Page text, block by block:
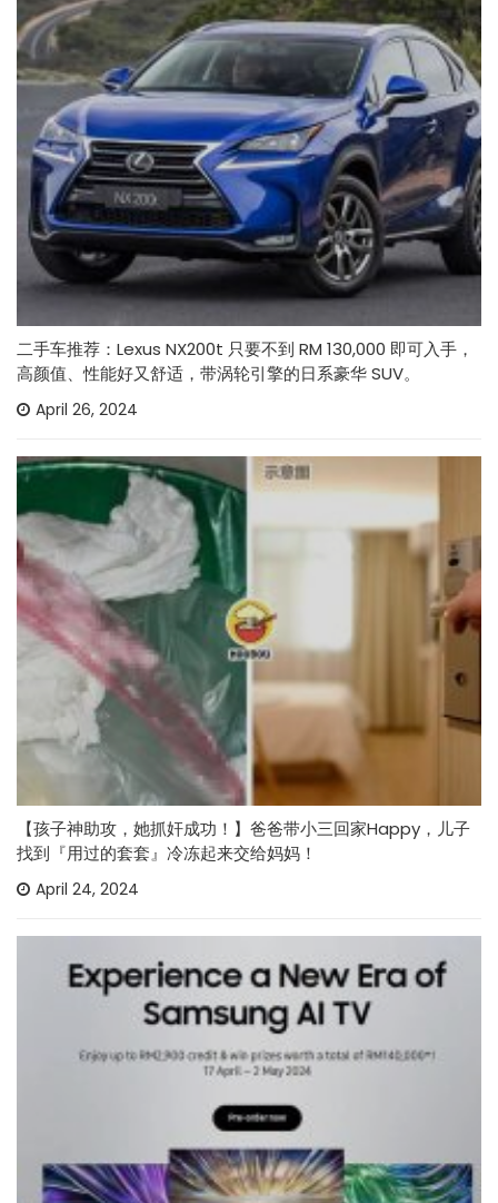
二手车推荐：Lexus NX200t 只要不到 RM 130,000 即可入手，
高颜值、性能好又舒适，带涡轮引擎的日系豪华 SUV。
April 26, 2024
【孩子神助攻，她抓奸成功！】爸爸带小三回家Happy，儿子
找到『用过的套套』冷冻起来交给妈妈！
April 24, 2024